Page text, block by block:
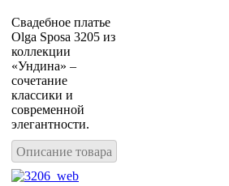
Свадебное платье
Olga Sposa 3205 из
коллекции
«Ундина» –
сочетание
классики и
современной
элегантности.
Описание товара